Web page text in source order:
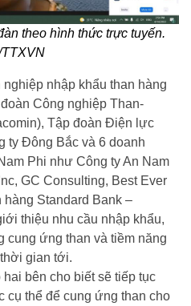
theo hình thức trực tuyến.
nhập khẩu than hàng
Công nghiệp Than-
Tập đoàn Điện lực
ty Đông Bắc và 6 doanh
Phi như Công ty An Nam
GC Consulting, Best Ever
Standard Bank –
thiệu nhu cầu nhập khẩu,
cung ứng than và tiềm năng
gian tới.
bên cho biết sẽ tiếp tục
cụ thể để cung ứng than cho